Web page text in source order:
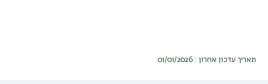
תאריך עדכון אחרון : 01/01/2026